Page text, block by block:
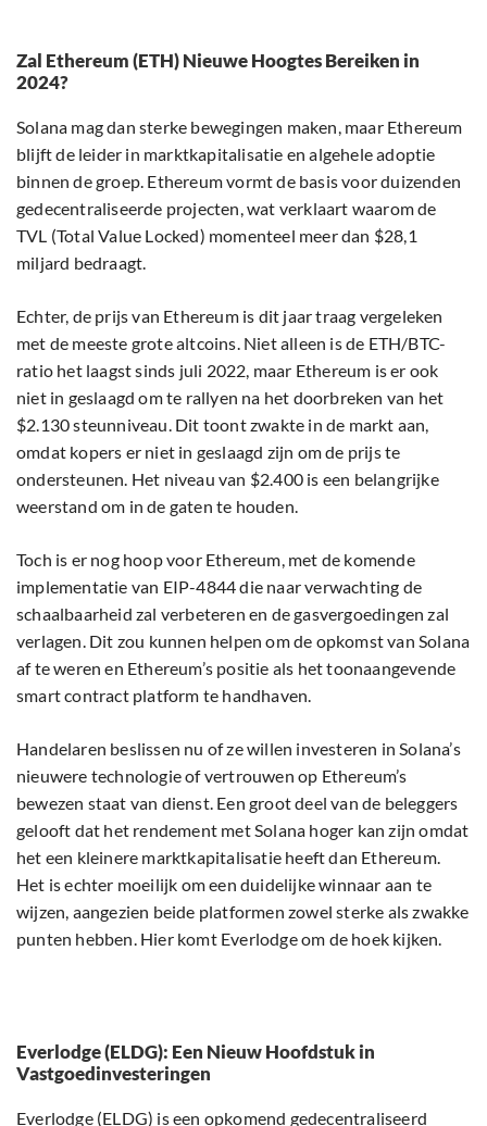
Zal Ethereum (ETH) Nieuwe Hoogtes Bereiken in
2024?
Solana mag dan sterke bewegingen maken, maar Ethereum
blijft de leider in marktkapitalisatie en algehele adoptie
binnen de groep. Ethereum vormt de basis voor duizenden
gedecentraliseerde projecten, wat verklaart waarom de
TVL (Total Value Locked) momenteel meer dan $28,1
miljard bedraagt.
Echter, de prijs van Ethereum is dit jaar traag vergeleken
met de meeste grote altcoins. Niet alleen is de ETH/BTC-
ratio het laagst sinds juli 2022, maar Ethereum is er ook
niet in geslaagd om te rallyen na het doorbreken van het
$2.130 steunniveau. Dit toont zwakte in de markt aan,
omdat kopers er niet in geslaagd zijn om de prijs te
ondersteunen. Het niveau van $2.400 is een belangrijke
weerstand om in de gaten te houden.
Toch is er nog hoop voor Ethereum, met de komende
implementatie van EIP-4844 die naar verwachting de
schaalbaarheid zal verbeteren en de gasvergoedingen zal
verlagen. Dit zou kunnen helpen om de opkomst van Solana
af te weren en Ethereum’s positie als het toonaangevende
smart contract platform te handhaven.
Handelaren beslissen nu of ze willen investeren in Solana’s
nieuwere technologie of vertrouwen op Ethereum’s
bewezen staat van dienst. Een groot deel van de beleggers
gelooft dat het rendement met Solana hoger kan zijn omdat
het een kleinere marktkapitalisatie heeft dan Ethereum.
Het is echter moeilijk om een duidelijke winnaar aan te
wijzen, aangezien beide platformen zowel sterke als zwakke
punten hebben. Hier komt Everlodge om de hoek kijken.
Everlodge (ELDG): Een Nieuw Hoofdstuk in
Vastgoedinvesteringen
Everlodge (ELDG) is een opkomend gedecentraliseerd